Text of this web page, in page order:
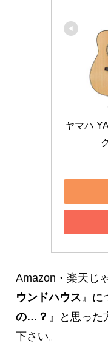
ヤマハ
Amazon・楽天じ
ウンドハウス 』に
の…？ 』と思った
下さい。